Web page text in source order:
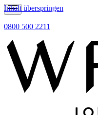
Inhalt überspringen
0800 500 2211